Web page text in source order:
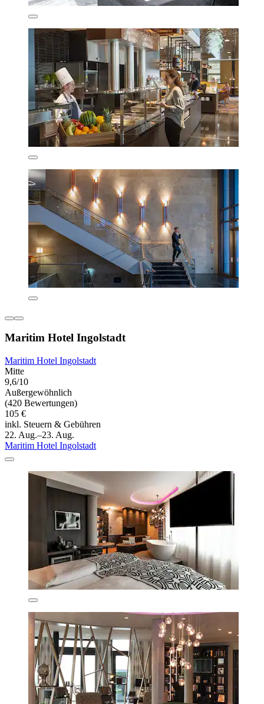
Maritim Hotel Ingolstadt
Maritim Hotel Ingolstadt
Mitte
9,6/10
Außergewöhnlich
(420 Bewertungen)
105 €
inkl. Steuern & Gebühren
22. Aug.–23. Aug.
Maritim Hotel Ingolstadt